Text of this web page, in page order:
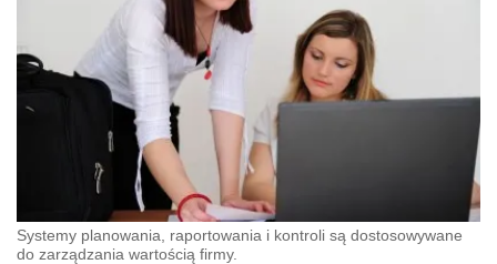
Systemy planowania, raportowania i kontroli są dostosowywane
do zarządzania wartością firmy.